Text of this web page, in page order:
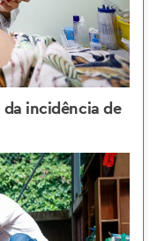
incidência de